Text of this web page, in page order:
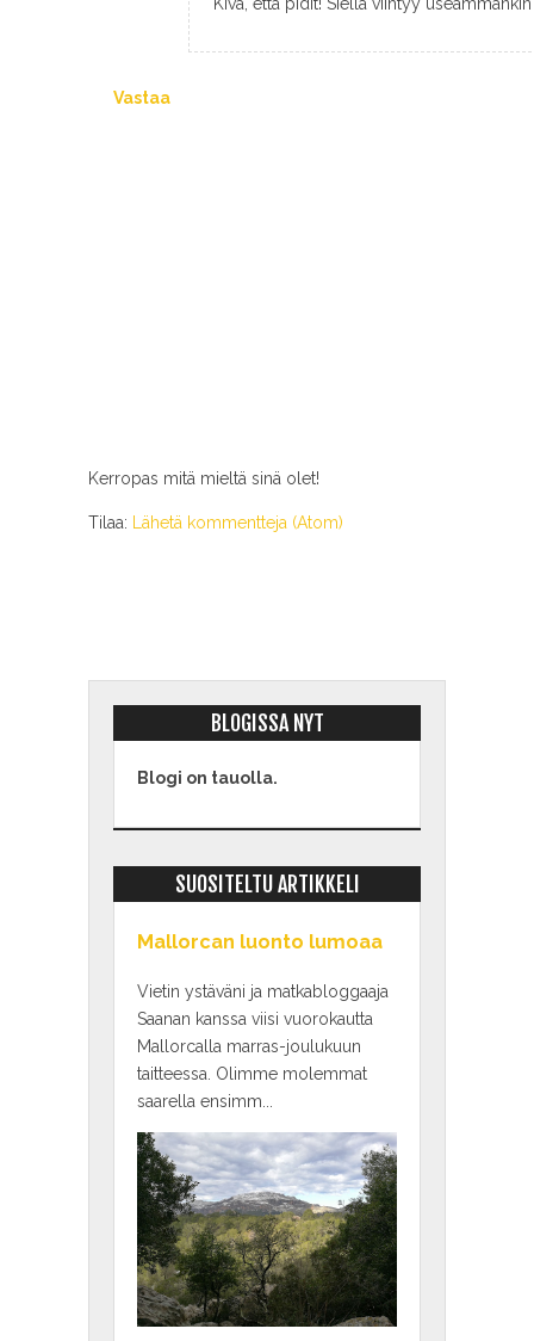
Kiva, että pidit! Siellä viihtyy
Vastaa
Kerropas mitä mieltä sinä olet!
Tilaa: Lähetä kommentteja (Atom)
BLOGISSA NYT
Blogi on tauolla.
SUOSITELTU ARTIKKELI
Mallorcan luonto lumoaa
Vietin ystäväni ja matkabloggaaja
Saanan kanssa viisi vuorokautta
Mallorcalla marras-joulukuun
taitteessa. Olimme molemmat
saarella ensimm...